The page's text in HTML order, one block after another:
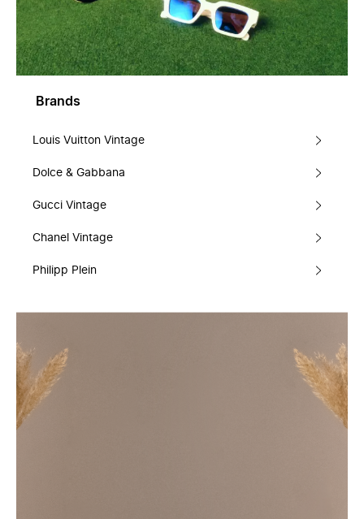
Brands
Louis Vuitton Vintage
Dolce & Gabbana
Gucci Vintage
Chanel Vintage
Philipp Plein